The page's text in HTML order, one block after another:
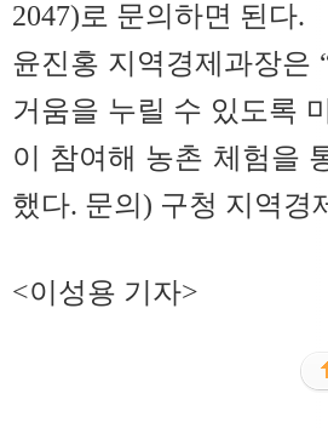
2047)로 문의하면 된다.
윤진홍 지역경제과장은
거움을 누릴 수 있도록
이 참여해 농촌 체험을
했다. 문의) 구청 지역경
<이성용 기자>